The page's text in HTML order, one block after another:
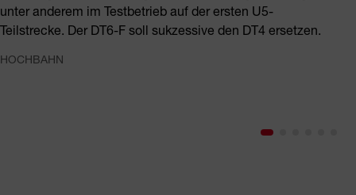
unter anderem im Testbetrieb auf der ersten U5-
Teilstrecke. Der DT6-F soll sukzessive den DT4 ersetzen.
HOCHBAHN